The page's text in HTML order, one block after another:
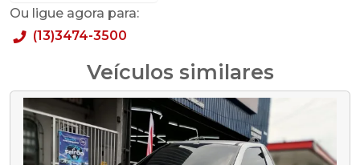
Ou ligue agora para:
(13)3474-3500
Veículos similares